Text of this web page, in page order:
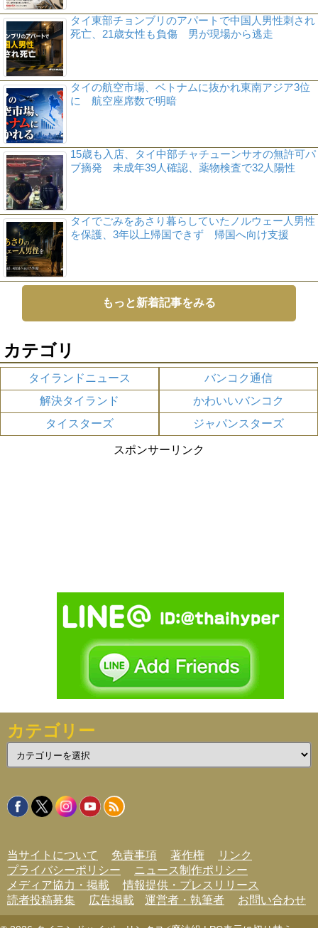
タイ東部チョンブリのアパートで中国人男性刺され
死亡、21歳女性も負傷 男が現場から逃走
タイの航空市場、ベトナムに抜かれ東南アジア3位
に 航空座席数で明暗
15歳も入店、タイ中部チャチューンサオの無許可パ
ブ摘発 未成年39人確認、薬物検査で32人陽性
タイでごみをあさり暮らしていたノルウェー人男性
を保護、3年以上帰国できず 帰国へ向け支援
もっと新着記事をみる
カテゴリ
タイランドニュース
バンコク通信
解決タイランド
かわいいバンコク
タイスターズ
ジャパンスターズ
スポンサーリンク
カテゴリー
テ
リ
ー
当サイトについて 免責事項 著作権
リンク
プライバシーポリシー
ニュース制作ポリシー
メディア協力・掲載
情報提供・プレスリリース
読者投稿募集
広告掲載 運営者・執筆者 お問い合わせ